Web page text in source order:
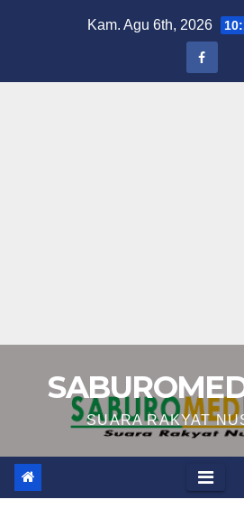
Kam. Agu 6th, 2026
SUARA RAKYAT